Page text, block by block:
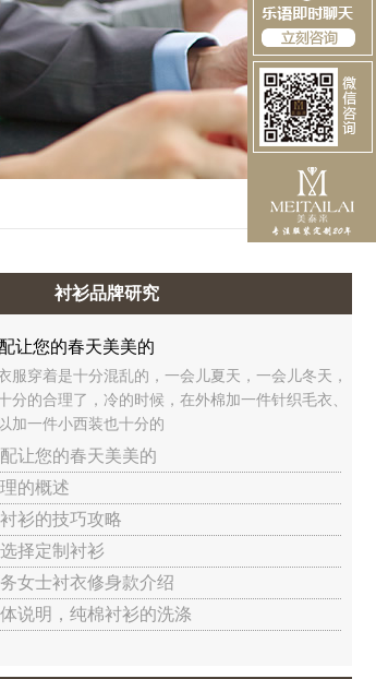
衬衫品牌研究
让您的春天美美的
服穿着是十分混乱的，一会儿夏天，一会儿冬天，
分的合理了，冷的时候，在外棉加一件针织毛衣、
加一件小西装也十分的
让您的春天美美的
的概述
衫的技巧攻略
择定制衬衫
女士衬衣修身款介绍
说明，纯棉衬衫的洗涤